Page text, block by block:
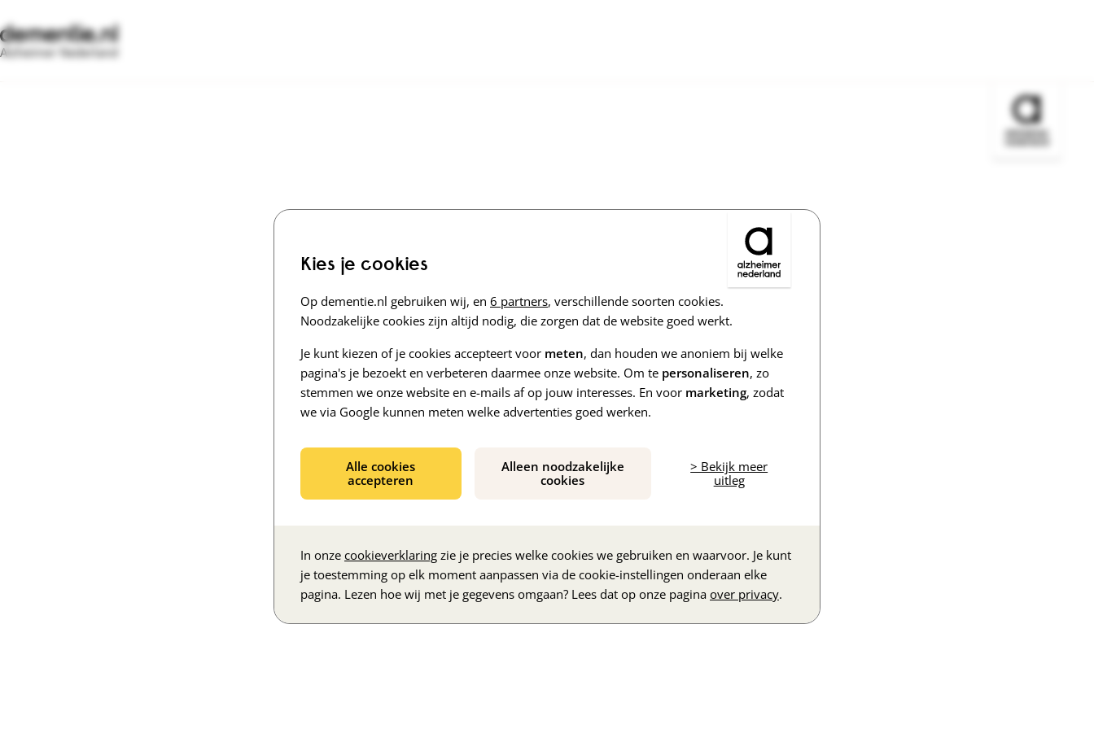
Kies je cookies
Op dementie.nl gebruiken wij, en 6 partners, verschillende soorten cookies.
Noodzakelijke cookies zijn altijd nodig, die zorgen dat de website goed werkt.
Je kunt kiezen of je cookies accepteert voor meten, dan houden we anoniem bij welke
pagina's je bezoekt en verbeteren daarmee onze website. Om te personaliseren, zo
stemmen we onze website en e-mails af op jouw interesses. En voor marketing, zodat
we via Google kunnen meten welke advertenties goed werken.
Alle cookies
accepteren
Alleen noodzakelijke
cookies
> Bekijk meer
uitleg
In onze cookieverklaring zie je precies welke cookies we gebruiken en waarvoor. Je kunt
je toestemming op elk moment aanpassen via de cookie-instellingen onderaan elke
pagina. Lezen hoe wij met je gegevens omgaan? Lees dat op onze pagina over privacy.
Alzheimer Nederland
Bezoek de